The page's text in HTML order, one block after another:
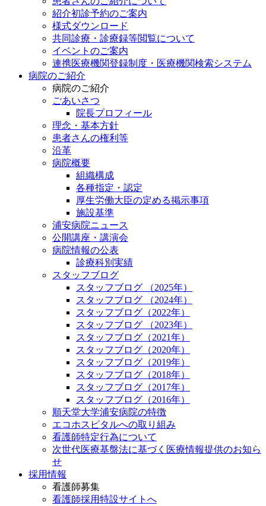
紹介初診予約のご案内
様式ダウンロード
共同診療・診療録等閲覧について
イベントのご案内
連携医療機関登録制度・医療機関検索システム
病院のご紹介
病院のご紹介
ごあいさつ
院長プロフィール
理念・基本方針
患者さんの権利等
沿革
病院概要
組織構成
各種指定・認定
厚生労働大臣の定める掲示事項
施設基準
浦安病院ニュース
公開講座・講演会
病院情報の公表
診療科別実績
スタッフブログ
スタッフブログ （2025年）
スタッフブログ （2024年）
スタッフブログ（2022年）
スタッフブログ （2023年）
スタッフブログ（2021年）
スタッフブログ（2020年）
スタッフブログ（2019年）
スタッフブログ（2018年）
スタッフブログ（2017年）
スタッフブログ（2016年）
順天堂大学浦安病院の特徴
エコホスピタルへの取り組み
看護師特定行為について
次世代医療基盤法に基づく医療情報提供のお知ら
せ
採用情報
看護師募集
看護師採用特設サイトへ